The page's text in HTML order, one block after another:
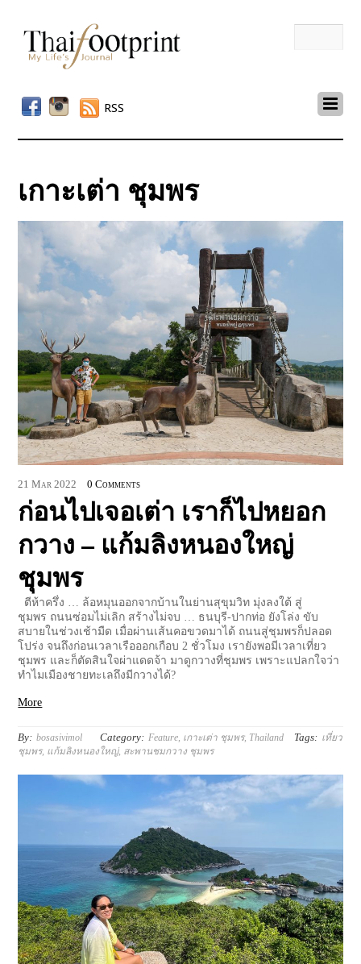
RSS
เกาะเต่า ชุมพร
21 Mar 2022 0 Comments
ก่อนไปเจอเต่า เราก็ไปหยอก
กวาง – แก้มลิงหนองใหญ่
ชุมพร
ตีห้าครึ่ง … ล้อหมุนออกจากบ้านในย่านสุขุมวิท มุ่งลงใต้ สู่
ชุมพร ถนนซ่อมไม่เลิก สร้างไม่จบ … ธนบุรี-ปากท่อ ยังโล่ง ขับ
สบายในช่วงเช้ามืด เมื่อผ่านเส้นคอขวดมาได้ ถนนสู่ชุมพรก็ปลอด
โปร่ง จนถึงก่อนเวลาเรือออกเกือบ 2 ชั่วโมง เรายังพอมีเวลาเที่ยว
ชุมพร และก็ตัดสินใจผ่าแดดจ้า มาดูกวางที่ชุมพร เพราะแปลกใจว่า
ทำไมเมืองชายทะเลถึงมีกวางได้?
More
By: bosasivimol Category: Feature, เกาะเต่า ชุมพร, Thailand Tags: เที่ยว
ชุมพร, แก้มลิงหนองใหญ่, สะพานชมกวาง ชุมพร